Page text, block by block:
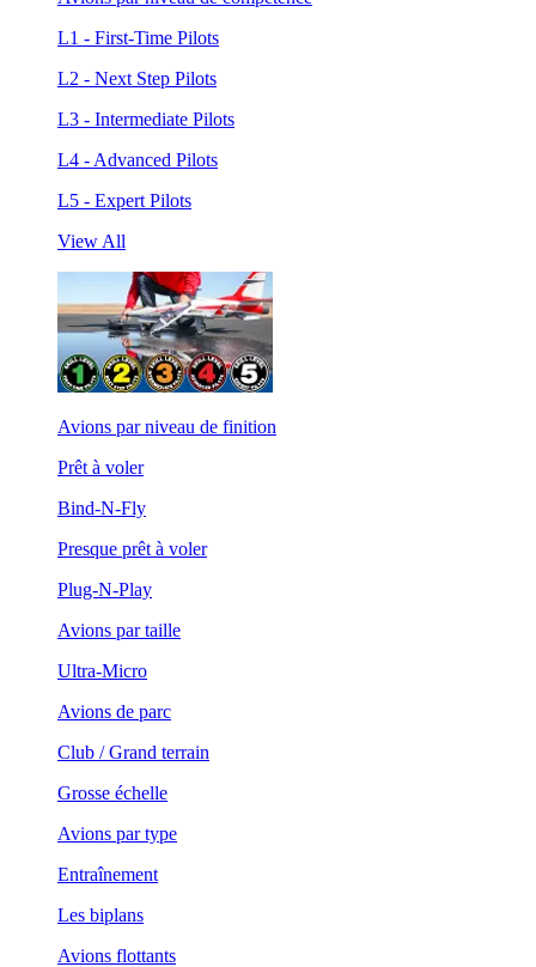
L1 - First-Time Pilots
L2 - Next Step Pilots
L3 - Intermediate Pilots
L4 - Advanced Pilots
L5 - Expert Pilots
View All
Avions par niveau de finition
Prêt à voler
Bind-N-Fly
Presque prêt à voler
Plug-N-Play
Avions par taille
Ultra-Micro
Avions de parc
Club / Grand terrain
Grosse échelle
Avions par type
Entraînement
Les biplans
Avions flottants